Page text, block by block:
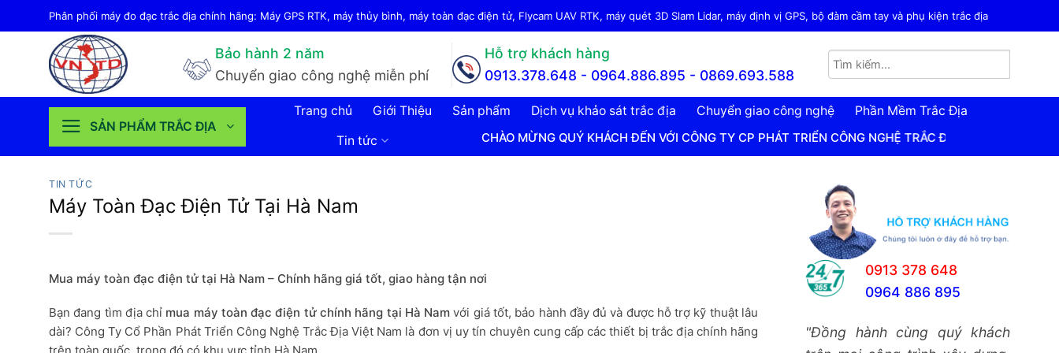
qua
Phân phối máy đo đạc trắc địa chính hãng: Máy GPS RTK, máy thủy bình, máy toàn đạc điện tử, Flycam UAV RTK, máy quét 3D Slam Lidar, máy định vị GPS, bộ đàm cầm tay và phụ kiện trắc địa
Bảo hành 2 năm
Chuyển giao công nghệ miễn phí
Hỗ trợ khách hàng
0913.378.648 - 0964.886.895 - 0869.693.588
SẢN PHẨM TRẮC ĐỊA
Trang chủ Giới Thiệu Sản phẩm Dịch vụ khảo sát trắc địa Chuyển giao công nghệ
Phần Mềm Trắc Địa
Tin tức
CHÀO MỪNG QUÝ KHÁCH ĐẾN VỚI CÔNG TY CP PHÁT TRIỂN CÔNG NGHỆ TRẮC ĐỊA VIỆT NAM
TIN TỨC
Máy Toàn Đạc Điện Tử Tại Hà Nam
Mua máy toàn đạc điện tử tại Hà Nam – Chính hãng giá tốt, giao hàng tận nơi
Bạn đang tìm địa chỉ mua máy toàn đạc điện tử chính hãng tại Hà Nam với giá tốt, bảo hành đầy đủ và được hỗ trợ kỹ thuật lâu
dài? Công Ty Cổ Phần Phát Triển Công Nghệ Trắc Địa Việt Nam là đơn vị uy tín chuyên cung cấp các thiết bị trắc địa chính hãng
0913 378 648
0964 886 895
"Đồng hành cùng quý khách